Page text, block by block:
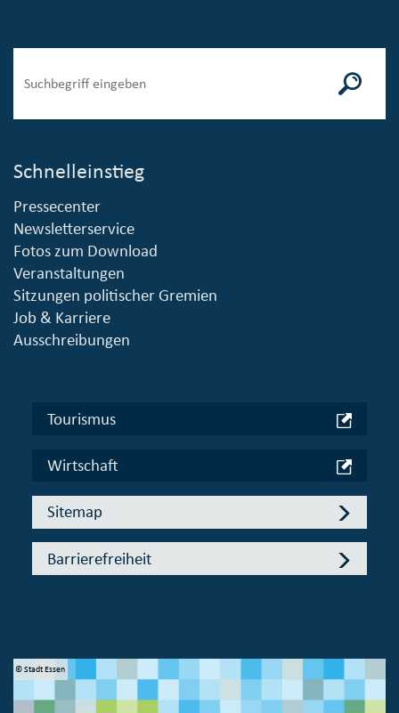
Schnelleinstieg
Pressecenter
Newsletterservice
Fotos zum Download
Veranstaltungen
Sitzungen politischer Gremien
Job & Karriere
Ausschreibungen
Tourismus
Wirtschaft
Sitemap
Barrierefreiheit
© Stadt Essen